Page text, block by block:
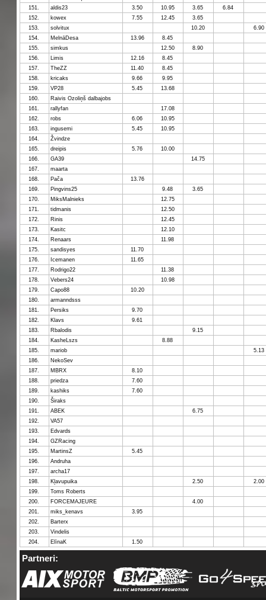
151.
aldis23 3.50 10.95 3.65
6.84
152.
kowex 7.55 12.45
3.65
153.
solvitux 10.20
6.90
154.
MelnāDesa 13.96
8.45
155.
simkus 12.50
8.90
156.
Limis 12.16
8.45
157.
TheZZ 11.40
8.45
158.
kricaks 9.66
9.95
159.
VP28 5.45
13.68
160.
Raivis Ozoliņš dalbajobs
161.
rallyfan
17.08
162.
robs 6.06
10.95
163.
ingusemi 5.45
10.95
164.
Žvindze
165.
dreipis 5.76
10.00
166.
GA39
14.75
167.
maarta
168.
Pača
13.76
169.
Pingvins25 9.48
3.65
170.
MiksMalnieks
12.75
171.
tidmanis
12.50
172.
Rinis
12.45
173.
Kasitc
12.10
174.
Renaars
11.98
175.
sandisyes
11.70
176.
Icemanen
11.65
177.
Rodrigo22
11.38
178.
Vebers24
10.98
179.
Capo88
10.20
180.
armanndsss
181.
Persiks
9.70
182.
Klavs
9.61
183.
Rbalodis
9.15
184.
KasheLszs
8.88
185.
mariob
5.13
186.
NekoSev
187.
MBRX
8.10
188.
priedza
7.60
189.
kashiks
7.60
190.
Širaks
191.
ABEK
6.75
192.
VA57
193.
Edvards
194.
GZRacing
195.
MartinsZ
5.45
196.
Andruha
197.
archa17
198.
Kļavupuika 2.50
2.00
199.
Toms Roberts
200.
FORCEMAJEURE
4.00
201.
miks_kenavs
3.95
202.
Barterx
203.
Vindelis
204.
ElīnaK 1.50
Partneri: